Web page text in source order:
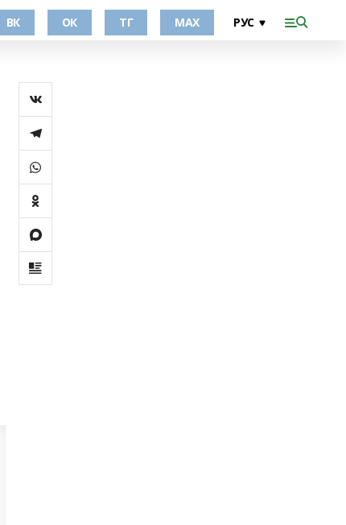
ВК ОК ТГ МАХ